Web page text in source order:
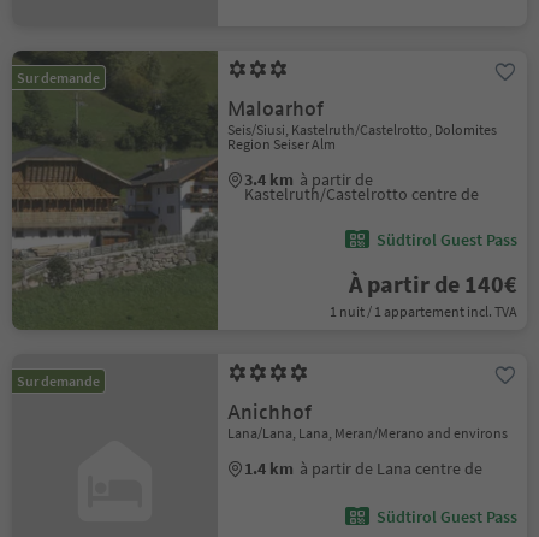
Sur demande
Maloarhof
Seis/Siusi, Kastelruth/Castelrotto, Dolomites
Region Seiser Alm
3.4 km à partir de
Kastelruth/Castelrotto centre de
Südtirol Guest Pass
À partir de 140€
1 nuit / 1 appartement incl. TVA
Sur demande
Anichhof
Lana/Lana, Lana, Meran/Merano and environs
1.4 km à partir de Lana centre de
Südtirol Guest Pass